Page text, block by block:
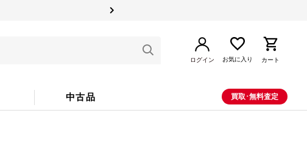
ログイン お気に入り カート
中古品 買取･無料査定